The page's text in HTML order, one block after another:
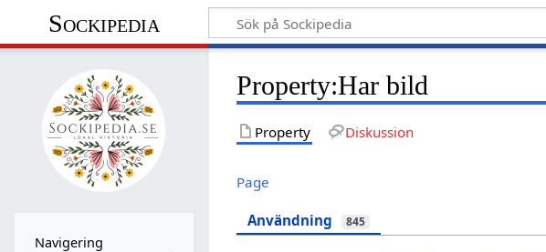
Sockipedia
Property:Har bild
Property Diskussion
Page
Användning 845
Navigering